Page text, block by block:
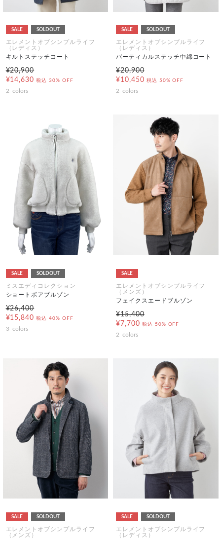
SALE SOLDOUT
エレメントオブシンプルライフ
（レディス）
キルトステッチコート
¥20,900
¥14,630 税込 30% OFF
2 colors
SALE SOLDOUT
エレメントオブシンプルライフ
（レディス）
バーティカルステッチ中綿コート
¥20,900
¥10,450 税込 50% OFF
2 colors
SALE SOLDOUT
ミスエディコレクション
ショートボアブルゾン
¥26,400
¥15,840 税込 40% OFF
3 colors
SALE
エレメントオブシンプルライフ
（メンズ）
フェイクスエードブルゾン
¥15,400
¥7,700 税込 50% OFF
2 colors
SALE SOLDOUT
エレメントオブシンプルライフ
（メンズ）
SALE SOLDOUT
エレメントオブシンプルライフ
（レディス）